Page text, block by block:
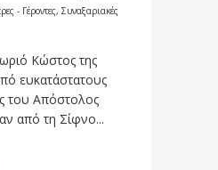
- Γέροντες, Συναξαριακές
Κώστος της
ευκατάστατους
του Απόστολος
από τη Σίφνο...